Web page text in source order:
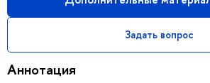
Задать вопрос
Аннотация